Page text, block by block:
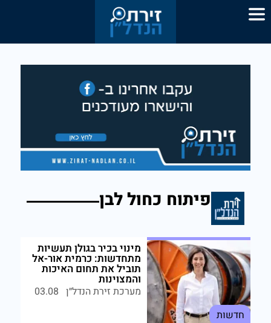
פיתוח כחול לבן
חדשות
מינוי בכיר בגולן תעשיות
מתחדשות: כרמית אור-אל
תוביל את תחום האיכות
והמצוינות
מערכת זירת הנדל״ן 03.08